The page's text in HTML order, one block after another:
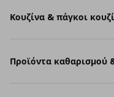
Κουζίνα & πάγκοι
Προϊόντα καθαρισμού